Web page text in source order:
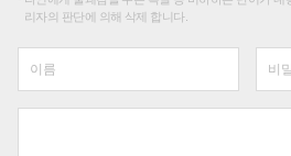
리자의 판단에 의해 삭제 합니다.